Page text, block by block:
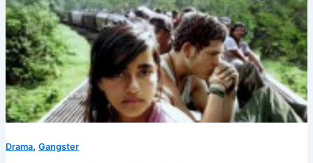
Drama, Gangster